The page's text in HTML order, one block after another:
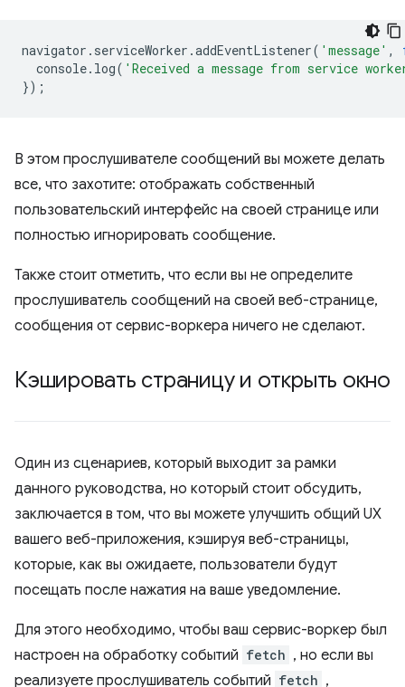
navigator . serviceWorker .addEventListener( 'message' ,
console. log( 'Received a message from service
});
В этом прослушивателе сообщений вы можете делать
все, что захотите: отображать собственный
пользовательский интерфейс на своей странице или
полностью игнорировать сообщение.
Также стоит отметить, что если вы не определите
прослушиватель сообщений на своей веб-странице,
сообщения от сервис-воркера ничего не сделают.
Кэшировать страницу и открыть окно
Один из сценариев, который выходит за рамки
данного руководства, но который стоит обсудить,
заключается в том, что вы можете улучшить общий UX
вашего веб-приложения, кэшируя веб-страницы,
которые, как вы ожидаете, пользователи будут
посещать после нажатия на ваше уведомление.
Для этого необходимо, чтобы ваш сервис-воркер был
настроен на обработку событий fetch , но если вы
реализуете прослушиватель событий fetch ,